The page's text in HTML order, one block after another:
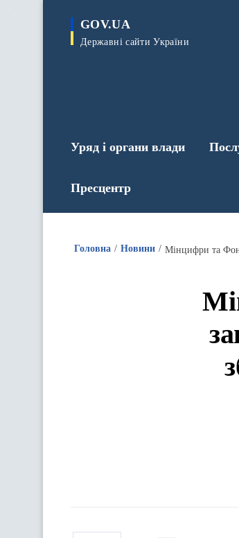
GOV.UA
Державні сайти України
Уряд і органи влади
Пресцентр
Головна Новини